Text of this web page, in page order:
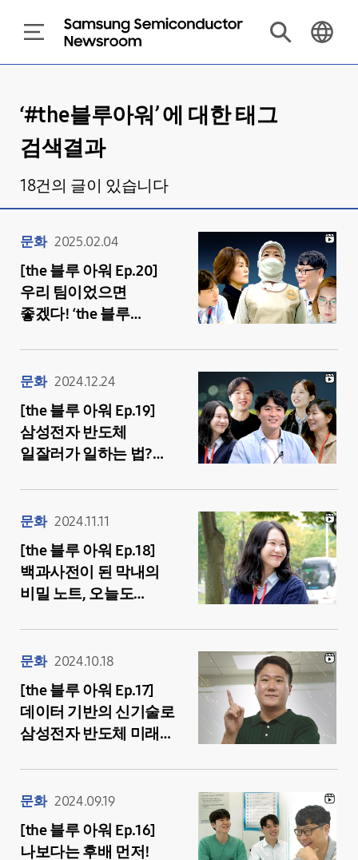
‘#the블루아워’ 에 대한 태그
검색결과
18건의 글이 있습니다
문화 2025.02.04
[the 블루 아워 Ep.20]
우리 팀이었으면
좋겠다! ‘the 블루
모아보기
문화 2024.12.24
[the 블루 아워 Ep.19]
삼성전자 반도체
일잘러가 일하는 법?
모음.zip
문화 2024.11.11
[the 블루 아워 Ep.18]
백과사전이 된 막내의
비밀 노트, 오늘도
문화 2024.10.18
[the 블루 아워 Ep.17]
데이터 기반의 신기술로
삼성전자 반도체 미래
문화 2024.09.19
[the 블루 아워 Ep.16]
나보다는 후배 먼저!